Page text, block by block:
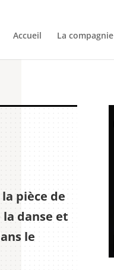
Accueil La compagnie
pièce de
danse et
le